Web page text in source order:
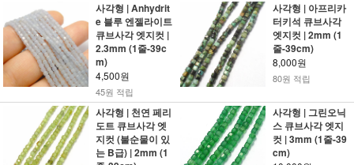
사각형 | Anhydrit
e 블루 엔젤라이트
큐브사각 엣지컷 |
2.3mm (1줄-39c
m)
4,500원
45원 적립
사각형 | 아프리카
터키석 큐브사각
엣지컷 | 2mm (1
줄-39cm)
8,000원
80원 적립
사각형 | 천연 페리
도트 큐브사각 엣
지컷 (불순물이 있
는 B급) | 2mm (1
사각형 | 그린오닉
스 큐브사각 엣지
컷 | 3mm (1줄-39
cm)